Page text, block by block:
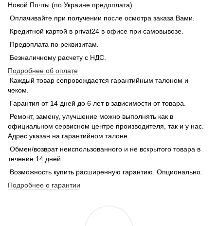
Новой Почты (по Украине предоплата).
Оплачивайте при получении после осмотра заказа Вами.
Кредитной картой в privat24 в офисе при самовывозе.
Предоплата по реквизитам.
Безналичному расчету с НДС.
Подробнее об оплате
Каждый товар сопровождается гарантийным талоном и
чеком.
Гарантия от 14 дней до 6 лет в зависимости от товара.
Ремонт, замену, улучшение можно выполнять как в
официальном сервисном центре производителя, так и у нас.
Адрес указан на гарантийном талоне.
Обмен/возврат неиспользованного и не вскрытого товара в
течение 14 дней.
Возможность купить расширенную гарантию. Опционально.
Подробнее о гарантии